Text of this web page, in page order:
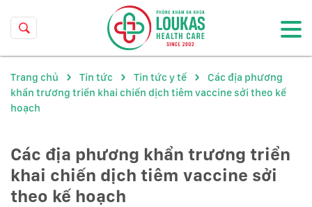
Trang chủ Tin tức Tin tức y tế
Các địa phương
khẩn trương triển khai chiến dịch tiêm vaccine sởi theo kế
hoạch
Các địa phương khẩn trương triển
khai chiến dịch tiêm vaccine sởi
theo kế hoạch